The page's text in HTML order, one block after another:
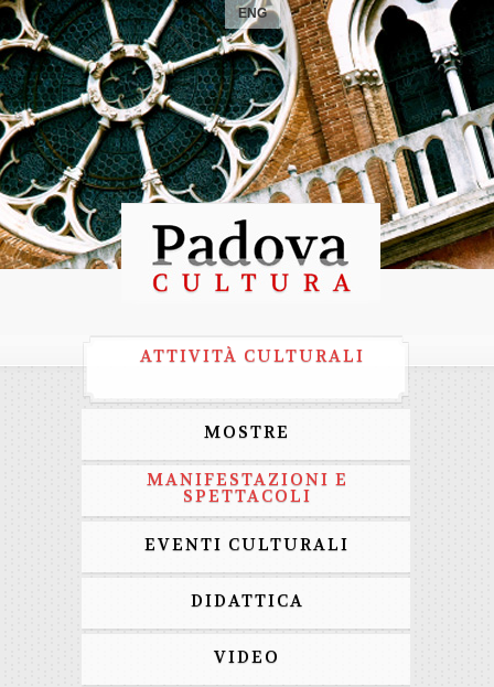
ENG
ATTIVITÀ CULTURALI
MOSTRE
MANIFESTAZIONI E
SPETTACOLI
EVENTI CULTURALI
DIDATTICA
VIDEO